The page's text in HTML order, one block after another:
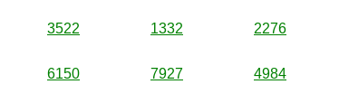
3522 1332 2276
6150 7927 4984